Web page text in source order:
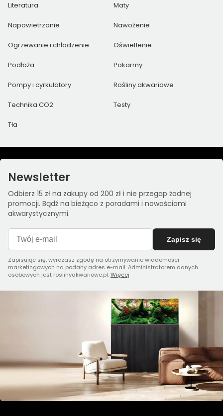
Literatura Maty
Napowietrzanie Nawożenie
Ogrzewanie i chłodzenie Oświetlenie
Podłoża Pokarmy
Pompy i cyrkulatory Rośliny akwariowe
Technika CO2 Testy
Tła
Newsletter
Odbierz 15 zł na zakupy od 200 zł i nie przegap żadnej
promocji. Bądź na bieżąco z poradami i nowościami
akwarystycznymi.
Zapisz się
Zapisując się, wyrażasz zgodę na otrzymywanie wiadomości
marketingowych na podany adres e-mail. Administratorem danych
osobowych jest roslinyakwariowe.pl.Więcej